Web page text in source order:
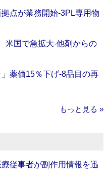
点が業務開始‐3PL専用物
米国で急拡大‐他剤からの
薬価15％下げ‐8品目の再
もっと見る »
従事者が副作用情報を迅